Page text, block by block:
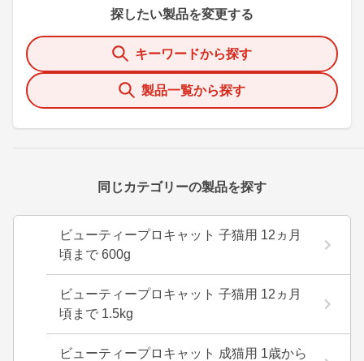
探したい製品を変更する
キーワードから探す
製品一覧から探す
同じカテゴリーの製品を探す
ビューティープロキャット 子猫用 12ヵ月
頃まで 600g
ビューティープロキャット 子猫用 12ヵ月
頃まで 1.5kg
ビューティープロキャット 成猫用 1歳から